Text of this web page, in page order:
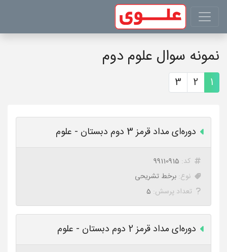
نمونه سوال علوم دوم
1
2
3
دوره‌ای مداد قرمز 3 دوم دبستان - علوم
کد: 99110915
نوع: برخط تشریحی
تعداد پرسش: 5
دوره‌ای مداد قرمز 2 دوم دبستان - علوم